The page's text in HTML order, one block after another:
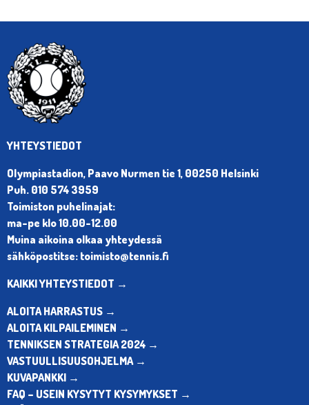
YHTEYSTIEDOT
Olympiastadion, Paavo Nurmen tie 1, 00250 Helsinki
Puh. 010 574 3959
Toimiston puhelinajat:
ma-pe klo 10.00-12.00
Muina aikoina olkaa yhteydessä
sähköpostitse: toimisto@tennis.fi
KAIKKI YHTEYSTIEDOT →
ALOITA HARRASTUS →
ALOITA KILPAILEMINEN →
TENNIKSEN STRATEGIA 2024 →
VASTUULLISUUSOHJELMA →
KUVAPANKKI →
FAQ – USEIN KYSYTYT KYSYMYKSET →